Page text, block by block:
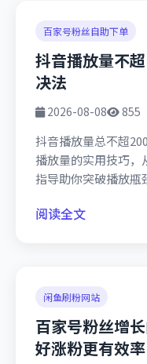
百家号粉丝自助下单
抖音播放量不
决法
2026-08-08 855
抖音播放量总不超
播放量的实用技巧，
指导助你突破播放瓶
阅读全文
闲鱼刷粉网站
百家号粉丝增
好涨粉更有效率